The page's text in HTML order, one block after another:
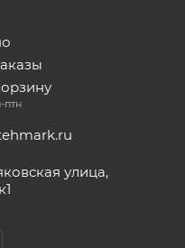
птн
улица,